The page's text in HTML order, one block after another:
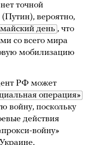
точной
вероятно,
майский день , что
со всего мира
мобилизацию
РФ может
операция»
войну, поскольку
действия
войну»